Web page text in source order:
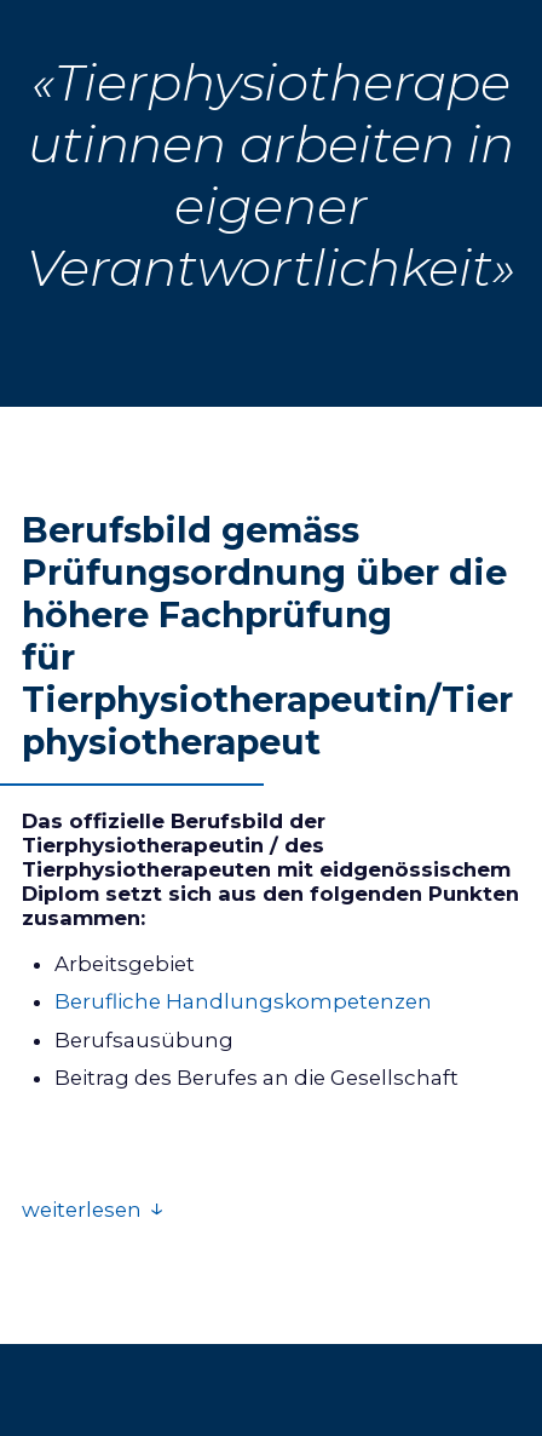
«Tierphysiotherape
utinnen arbeiten in
eigener
Verantwortlichkeit»
Berufsbild gemäss
Prüfungsordnung über die
höhere Fachprüfung
für
Tierphysiotherapeutin/Tier
physiotherapeut
Das offizielle Berufsbild der
Tierphysiotherapeutin / des
Tierphysiotherapeuten mit eidgenössischem
Diplom setzt sich aus den folgenden Punkten
zusammen:
Arbeitsgebiet
Berufliche Handlungskompetenzen
Berufsausübung
Beitrag des Berufes an die Gesellschaft
weiterlesen
meist selbständig Erwerbende in Voll- oder